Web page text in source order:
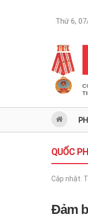
Thứ 6,
QUỐC
Cập nhật:
Đảm